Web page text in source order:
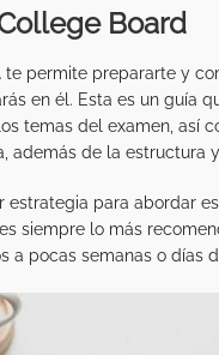
Board
te permite prepararte y
en él. Esta es un guía
temas del examen, así
además de la estructura
estrategia para abordar
siempre lo más
a pocas semanas o días